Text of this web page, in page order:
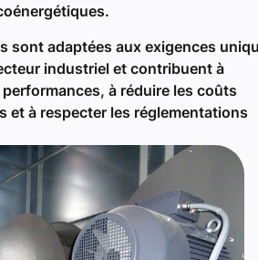
sont adaptées aux exigences
industriel et contribuent à
à réduire les coûts
et à respecter les réglementations